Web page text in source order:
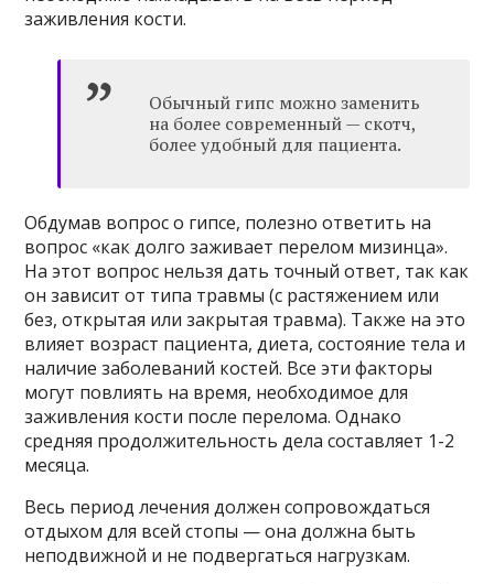
заживления кости.
Обычный гипс можно заменить
на более современный — скотч,
более удобный для пациента.
Обдумав вопрос о гипсе, полезно ответить на
вопрос «как долго заживает перелом мизинца».
На этот вопрос нельзя дать точный ответ, так как
он зависит от типа травмы (с растяжением или
без, открытая или закрытая травма). Также на это
влияет возраст пациента, диета, состояние тела и
наличие заболеваний костей. Все эти факторы
могут повлиять на время, необходимое для
заживления кости после перелома. Однако
средняя продолжительность дела составляет 1-2
месяца.
Весь период лечения должен сопровождаться
отдыхом для всей стопы — она ​​должна быть
неподвижной и не подвергаться нагрузкам.